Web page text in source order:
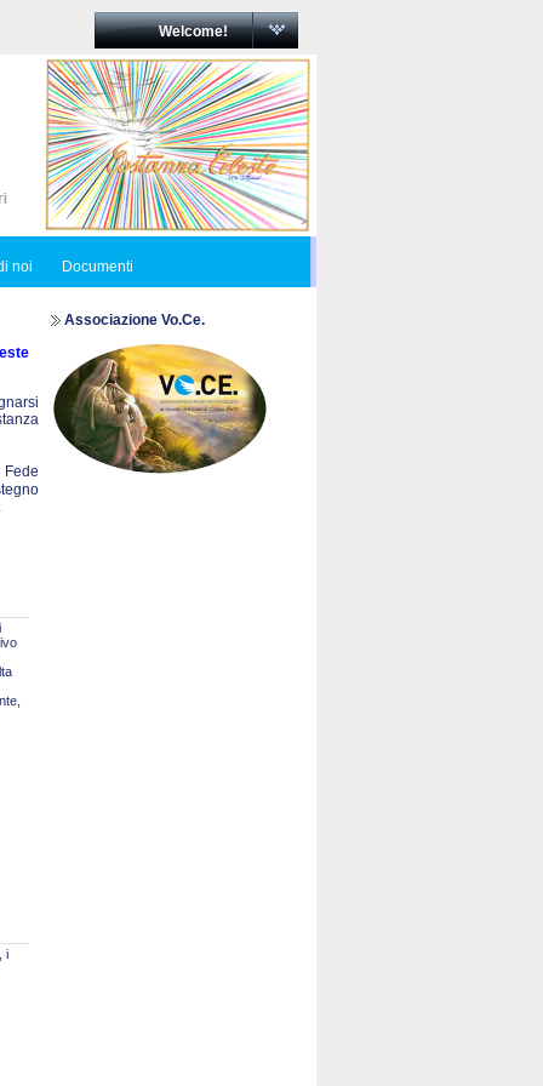
Welcome!
noi Documenti
i
Associazione Vo.Ce.